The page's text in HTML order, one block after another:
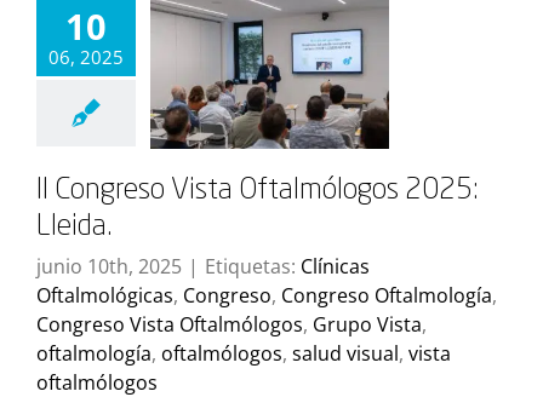
10
06, 2025
II Congreso Vista Oftalmólogos 2025:
Lleida.
junio 10th, 2025 | Etiquetas: Clínicas
Oftalmológicas, Congreso, Congreso Oftalmología,
Congreso Vista Oftalmólogos, Grupo Vista,
oftalmología, oftalmólogos, salud visual, vista
oftalmólogos